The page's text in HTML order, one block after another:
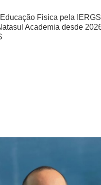
Fisica pela
Academia desde